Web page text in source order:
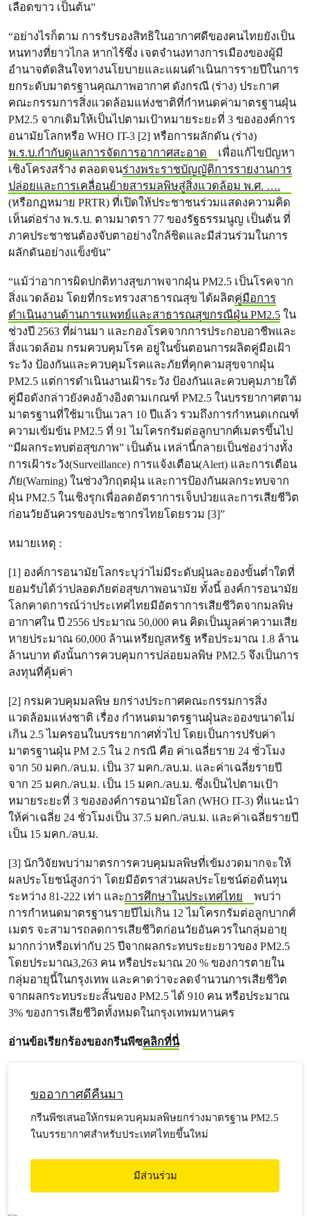
เลือดขาว เป็นต้น”
“อย่างไรก็ตาม การรับรองสิทธิในอากาศดีของคนไทยยังเป็น
หนทางที่ยาวไกล หากไร้ซึ่ง เจตจำนงทางการเมืองของผู้มี
อำนาจตัดสินใจทางนโยบายและแผนดำเนินการรายปีในการ
ยกระดับมาตรฐานคุณภาพอากาศ ดังกรณี (ร่าง) ประกาศ
คณะกรรมการสิ่งแวดล้อมแห่งชาติที่กำหนดค่ามาตรฐานฝุ่น
PM2.5 จากเดิมให้เป็นไปตามเป้าหมายระยะที่ 3 ขององค์การ
อนามัยโลกหรือ WHO IT-3 [2] หรือการผลักดัน (ร่าง)
พ.ร.บ.กำกับดูแลการจัดการอากาศสะอาด
เพื่อแก้ไขปัญหา
เชิงโครงสร้าง ตลอดจนร่างพระราชบัญญัติการรายงานการ
ปล่อยและการเคลื่อนย้ายสารมลพิษสู่สิ่งแวดล้อม พ.ศ. ….
(หรือกฏหมาย PRTR) ที่เปิดให้ประชาชนร่วมแสดงความคิด
เห็นต่อร่าง พ.ร.บ. ตามมาตรา 77 ของรัฐธรรมนูญ เป็นต้น ที่
ภาคประชาชนต้องจับตาอย่างใกล้ชิดและมีส่วนร่วมในการ
ผลักดันอย่างแข็งขัน”
“แม้ว่าอาการผิดปกติทางสุขภาพจากฝุ่น PM2.5 เป็นโรคจาก
สิ่งแวดล้อม โดยที่กระทรวงสาธารณสุข ได้ผลิตคู่มือการ
ดำเนินงานด้านการแพทย์และสาธารณสุขกรณีฝุ่น PM2.5 ใน
ช่วงปี 2563 ที่ผ่านมา และกองโรคจากการประกอบอาชีพและ
สิ่งแวดล้อม กรมควบคุมโรค อยู่ในขั้นตอนการผลิตคู่มือเฝ้า
ระวัง ป้องกันและควบคุมโรคและภัยที่คุกคามสุขจากฝุ่น
PM2.5 แต่การดำเนินงานเฝ้าระวัง ป้องกันและควบคุมภายใต้
คู่มือดังกล่าวยังคงอ้างอิงตามเกณฑ์ PM2.5 ในบรรยากาศตาม
มาตรฐานที่ใช้มาเป็นเวลา 10 ปีแล้ว รวมถึงการกำหนดเกณฑ์
ความเข้มข้น PM2.5 ที่ 91 ไมโครกรัมต่อลูกบากศ์เมตรขึ้นไป
“มีผลกระทบต่อสุขภาพ” เป็นต้น เหล่านี้กลายเป็นช่องว่างทั้ง
การเฝ้าระวัง(Surveillance) การแจ้งเตือน(Alert) และการเตือน
ภัย(Warning) ในช่วงวิกฤตฝุ่น และการป้องกันผลกระทบจาก
ฝุ่น PM2.5 ในเชิงรุกเพื่อลดอัตราการเจ็บป่วยและการเสียชีวิต
ก่อนวัยอันควรของประชากรไทยโดยรวม [3]”
หมายเหตุ :
[1] องค์การอนามัยโลกระบุว่าไม่มีระดับฝุ่นละอองขั้นต่ำใดที่
ยอมรับได้ว่าปลอดภัยต่อสุขภาพอนามัย ทั้งนี้ องค์การอนามัย
โลกคาดการณ์ว่าประเทศไทยมีอัตราการเสียชีวิตจากมลพิษ
อากาศใน ปี 2556 ประมาณ 50,000 คน คิดเป็นมูลค่าความเสีย
หายประมาณ 60,000 ล้านเหรียญสหรัฐ หรือประมาณ 1.8 ล้าน
ล้านบาท ดังนั้นการควบคุมการปล่อยมลพิษ PM2.5 จึงเป็นการ
ลงทุนที่คุ้มค่า
[2] กรมควบคุมมลพิษ ยกร่างประกาศคณะกรรมการสิ่ง
แวดล้อมแห่งชาติ เรื่อง กำหนดมาตรฐานฝุ่นละอองขนาดไม่
เกิน 2.5 ไมครอนในบรรยากาศทั่วไป โดยเป็นการปรับค่า
มาตรฐานฝุ่น PM 2.5 ใน 2 กรณี คือ ค่าเฉลี่ยราย 24 ชั่วโมง
จาก 50 มคก./ลบ.ม. เป็น 37 มคก./ลบ.ม. และค่าเฉลี่ยรายปี
จาก 25 มคก./ลบ.ม. เป็น 15 มคก./ลบ.ม. ซึ่งเป็นไปตามเป้า
หมายระยะที่ 3 ขององค์การอนามัยโลก (WHO IT-3) ที่แนะนำ
ให้ค่าเฉลี่ย 24 ชั่วโมงเป็น 37.5 มคก./ลบ.ม. และค่าเฉลี่ยรายปี
เป็น 15 มคก./ลบ.ม.
[3] นักวิจัยพบว่ามาตรการควบคุมมลพิษที่เข้มงวดมากจะให้
ผลประโยชน์สูงกว่า โดยมีอัตราส่วนผลประโยชน์ต่อต้นทุน
ระหว่าง 81-222 เท่า และการศึกษาในประเทศไทย
พบว่า
การกำหนดมาตรฐานรายปีไม่เกิน 12 ไมโครกรัมต่อลูกบากศ์
เมตร จะสามารถลดการเสียชีวิตก่อนวัยอันควรในกลุ่มอายุ
มากกว่าหรือเท่ากับ 25 ปีจากผลกระทบระยะยาวของ PM2.5
โดยประมาณ3,263 คน หรือประมาณ 20 % ของการตายใน
กลุ่มอายุนี้ในกรุงเทพ และคาดว่าจะลดจำนวนการเสียชีวิต
จากผลกระทบระยะสั้นของ PM2.5 ได้ 910 คน หรือประมาณ
3% ของการเสียชีวิตทั้งหมดในกรุงเทพมหานคร
อ่านข้อเรียกร้องของกรีนพีซคลิกที่นี่
ขออากาศดีคืนมา
กรีนพีซเสนอให้กรมควบคุมมลพิษยกร่างมาตรฐาน PM2.5
ในบรรยากาศสำหรับประเทศไทยขึ้นใหม่
มีส่วนร่วม